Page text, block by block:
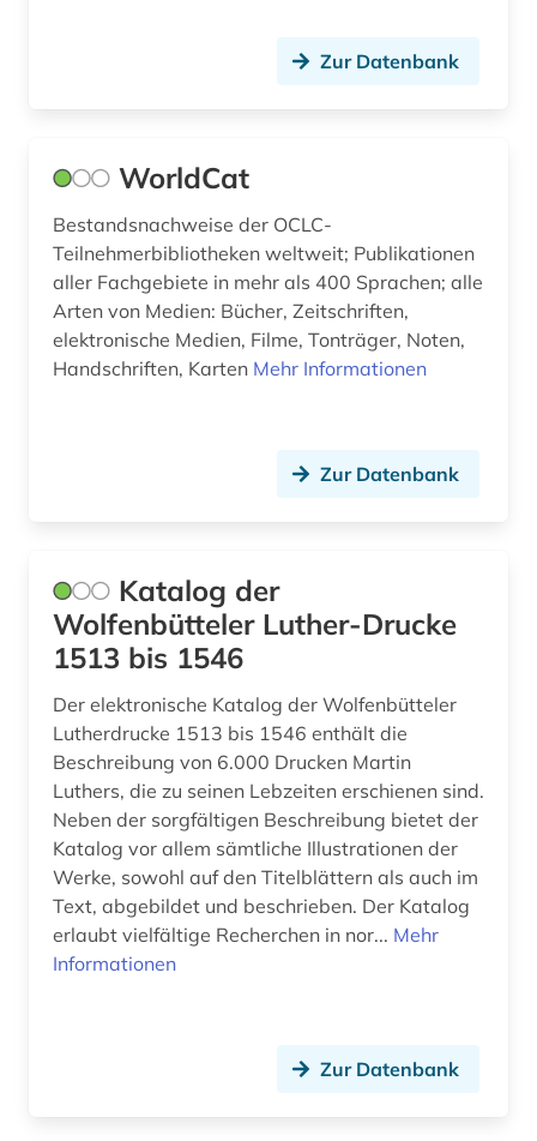
besetzung (2)
bestand (6)
bestandserhalt (1)
bestandserhaltung (1)
bibliografin (2)
bibliographie (40)
biblioteca de catalunya (1)
biblioteca nacional (3)
biblioteca nacional de españa (1)
bibliothek (41)
bibliotheken (3)
Zur Datenbank
WorldCat
Bestandsnachweise der OCLC-
Teilnehmerbibliotheken weltweit; Publikationen
aller Fachgebiete in mehr als 400 Sprachen; alle
Arten von Medien: Bücher, Zeitschriften,
elektronische Medien, Filme, Tonträger, Noten,
Handschriften, Karten Mehr Informationen
Zur Datenbank
Katalog der
Wolfenbütteler Luther-Drucke
1513 bis 1546
Der elektronische Katalog der Wolfenbütteler
Lutherdrucke 1513 bis 1546 enthält die
Beschreibung von 6.000 Drucken Martin
Luthers, die zu seinen Lebzeiten erschienen sind.
Neben der sorgfältigen Beschreibung bietet der
Katalog vor allem sämtliche Illustrationen der
Werke, sowohl auf den Titelblättern als auch im
Text, abgebildet und beschrieben. Der Katalog
erlaubt vielfältige Recherchen in nor... Mehr
Informationen
Zur Datenbank